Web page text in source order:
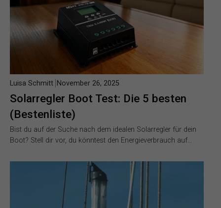
Solarregler Boot Test: Die 5 besten
(Bestenliste)
Luisa Schmitt November 26, 2025
Bist du auf der Suche nach dem idealen Solarregler für dein
Boot? Stell dir vor, du könntest den Energieverbrauch auf…